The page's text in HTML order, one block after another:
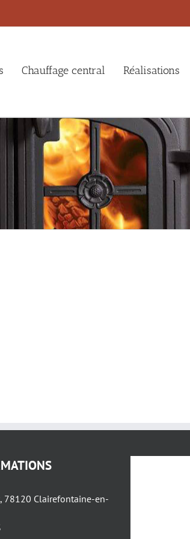
Chauffage central Réalisations
78120 Clairefontaine-en-